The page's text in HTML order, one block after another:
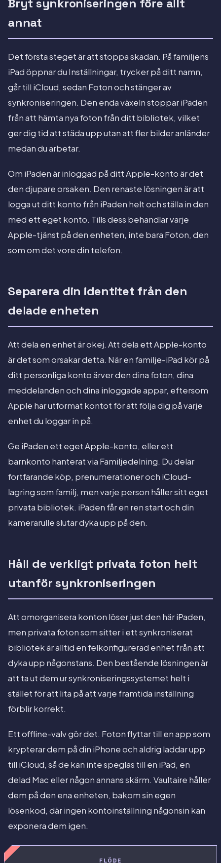
Bryt synkroniseringen före allt
annat
Det första steget är att stoppa skadan. På familjens
iPad öppnar du Inställningar, trycker på ditt namn,
går till iCloud, sedan Foton och stänger av
synkroniseringen. Den enda växeln stoppar iPaden
från att hämta nya foton från ditt bibliotek, vilket
ger dig tid att städa upp utan att fler bilder anländer
medan du arbetar.
Om iPaden är inloggad på ditt Apple-konto är det
den djupare orsaken. Den renaste lösningen är att
logga ut ditt konto från iPaden helt och ställa in den
med ett eget konto. Tills dess behandlar varje
Apple-tjänst på den enheten, inte bara Foton, den
som om det vore din telefon.
Separera din identitet från den
delade enheten
Att dela en enhet är okej. Att dela ett Apple-konto
är det som orsakar detta. När en familje-iPad kör på
ditt personliga konto ärver den dina foton, dina
meddelanden och dina inloggade appar, eftersom
Apple har utformat kontot för att följa dig på varje
enhet du loggar in på.
Ge iPaden ett eget Apple-konto, eller ett
barnkonto hanterat via Familjedelning. Du delar
fortfarande köp, prenumerationer och iCloud-
lagring som familj, men varje person håller sitt eget
privata bibliotek. iPaden får en ren start och din
kamerarulle slutar dyka upp på den.
Håll de verkligt privata foton helt
utanför synkroniseringen
Att omorganisera konton löser just den här iPaden,
men privata foton som sitter i ett synkroniserat
bibliotek är alltid en felkonfigurerad enhet från att
dyka upp någonstans. Den bestående lösningen är
att ta ut dem ur synkroniseringssystemet helt i
stället för att lita på att varje framtida inställning
förblir korrekt.
Ett offline-valv gör det. Foton flyttar till en app som
krypterar dem på din iPhone och aldrig laddar upp
till iCloud, så de kan inte speglas till en iPad, en
delad Mac eller någon annans skärm. Vaultaire håller
dem på den ena enheten, bakom sin egen
lösenkod, där ingen kontoinställning någonsin kan
exponera dem igen.
FLÖDE